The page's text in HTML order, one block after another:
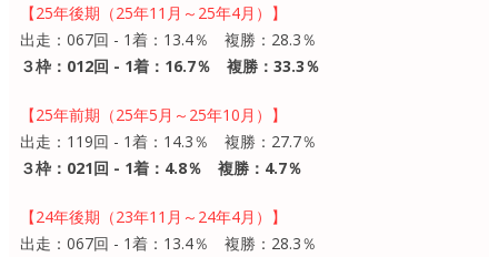
【25年後期（25年11月～25年4月）】
出走：067回 - 1着：13.4％ 複勝：28.3％
３枠：012回 - 1着：16.7％ 複勝：33.3％
【25年前期（25年5月～25年10月）】
出走：119回 - 1着：14.3％ 複勝：27.7％
３枠：021回 - 1着：4.8％ 複勝：4.7％
【24年後期（23年11月～24年4月）】
出走：067回 - 1着：13.4％ 複勝：28.3％